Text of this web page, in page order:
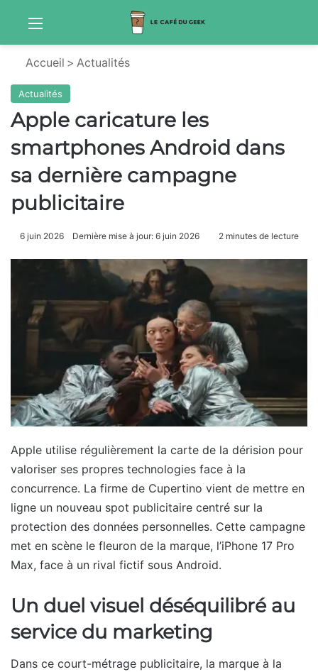
Menu
Accueil > Actualités
Actualités
Apple caricature les
smartphones Android dans
sa dernière campagne
publicitaire
6 juin 2026 Dernière mise à jour: 6 juin 2026 2 minutes de lecture
Apple utilise régulièrement la carte de la dérision pour
valoriser ses propres technologies face à la
concurrence. La firme de Cupertino vient de mettre en
ligne un nouveau spot publicitaire centré sur la
protection des données personnelles. Cette campagne
met en scène le fleuron de la marque, l’iPhone 17 Pro
Max, face à un rival fictif sous Android.
Un duel visuel déséquilibré au
service du marketing
Dans ce court-métrage publicitaire, la marque à la